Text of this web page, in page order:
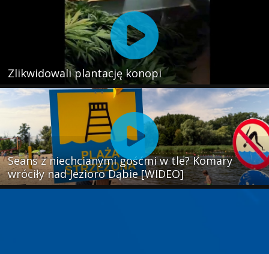
Zlikwidowali plantację konopi
Seans z niechcianymi gośćmi w tle? Komary
wróciły nad Jezioro Dąbie [WIDEO]